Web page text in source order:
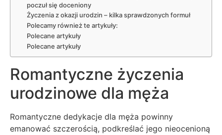
poczuł się doceniony
Życzenia z okazji urodzin – kilka sprawdzonych formuł
Polecamy również te artykuły:
Polecane artykuły
Polecane artykuły
Romantyczne życzenia
urodzinowe dla męża
Romantyczne dedykacje dla męża powinny
emanować szczerością, podkreślać jego nieocenioną